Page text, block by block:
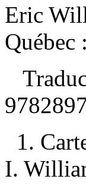
Eric
Québec
1.
I.